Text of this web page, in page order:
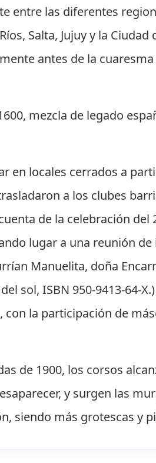
entre las diferentes
Salta, Jujuy y la Ciudad
antes de la
mezcla de legado
en locales cerrados a
a los clubes
de la celebración del
lugar a una reunión
Manuelita, doña
sol, ISBN 950-9413-64-
la participación de
de 1900, los corsos
y surgen las
siendo más grotescas y